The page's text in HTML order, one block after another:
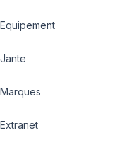
Equipement
Jante
Marques
Extranet